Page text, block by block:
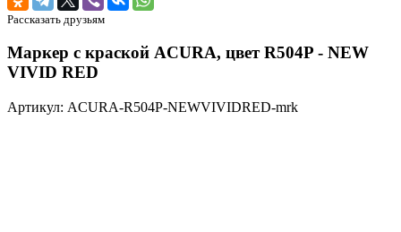
Рассказать друзьям
Маркер с краской ACURA, цвет R504P - NEW
VIVID RED
Артикул: ACURA-R504P-NEWVIVIDRED-mrk